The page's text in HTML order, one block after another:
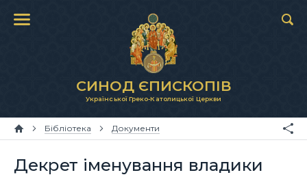
СИНОД ЄПИСКОПІВ
Української Греко-Католицької Церкви
Бібліотека Документи
Декрет іменування владики